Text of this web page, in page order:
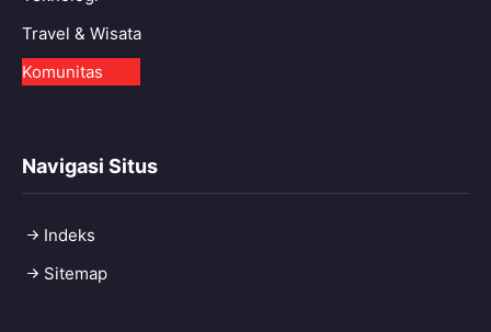
Travel & Wisata
Komunitas
Navigasi Situs
Indeks
Sitemap